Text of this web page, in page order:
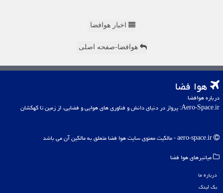
اخبار هوافضا
هوافضا-صفحه اصلی
هوا فضا
درباره هوافضا
Aero-Space.ir: پرواز در دنیای دانش و فناوری های هوایی و فضایی، از زمین تا کهکشان
میانبرهای هوا فضا
درباره ما
بک لینک